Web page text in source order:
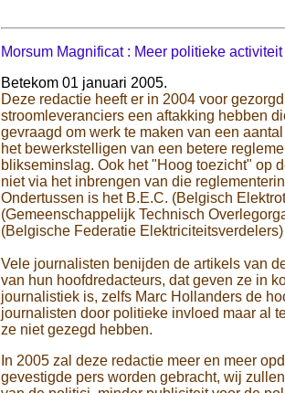
Morsum Magnificat : Meer politieke
Betekom 01 januari 2005.
Deze redactie heeft er in 2004 voor
stroomleveranciers een aftakking hebben
gevraagd om werk te maken van een
het bewerkstelligen van een betere
blikseminslag. Ook het "Hoog toezicht" op
niet via het inbrengen van die
Ondertussen is het B.E.C. (Belgisch
(Gemeenschappelijk Technisch
(Belgische Federatie
Vele journalisten benijden de artikels van
van hun hoofdredacteurs, dat geven ze in
journalistiek is, zelfs Marc Hollanders de
journalisten door politieke invloed maar al
ze niet gezegd hebben.
In 2005 zal deze redactie meer en meer
gevestigde pers worden gebracht, wij